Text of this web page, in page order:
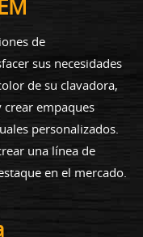
de
sus necesidades
de su clavadora,
empaques
personalizados.
una línea de
en el mercado.